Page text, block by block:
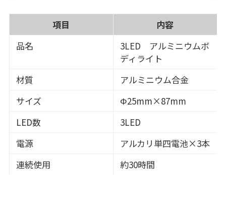
項目
内容
品名
3LED アルミニウムボ
ディライト
材質
アルミニウム合金
サイズ
Φ25mm×87mm
LED数
3LED
電源
アルカリ単四電池×3本
連続使用
約30時間